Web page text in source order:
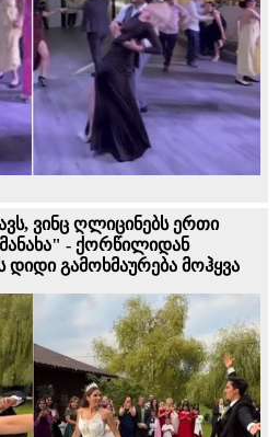
ვინც ღლიცინებს ერთი
მანახა" - ქორწილიდან
გამოხმაურება მოჰყვა